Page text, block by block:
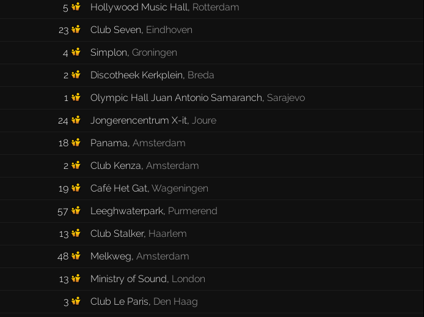
5 Hollywood Music Hall, Rotterdam
23 Club Seven, Eindhoven
4 Simplon, Groningen
2 Discotheek Kerkplein, Breda
1 Olympic Hall Juan Antonio Samaranch, Sarajevo
24 Jongerencentrum X-it, Joure
18 Panama, Amsterdam
2 Club Kenza, Amsterdam
19 Café Het Gat, Wageningen
57 Leeghwaterpark, Purmerend
13 Club Stalker, Haarlem
48 Melkweg, Amsterdam
13 Ministry of Sound, London
3 Club Le Paris, Den Haag